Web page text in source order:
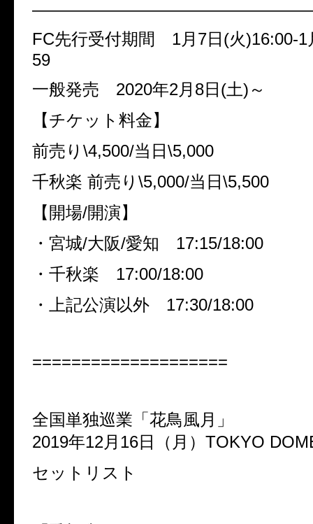
FC先行受付期間 1月 7日 (火)16:00-1
59
一般発売 2020年2月 8日 (土) ～
【チケット料金】
前売り \4,500/当日 \5,000
千秋楽 前売り \5,000/当日 \5,500
【開場/開演】
・宮城/大阪/愛知 17:15/18:00
・千秋楽 17:00/18:00
・上記公演以外 17:30/18:00
====================
全国単独巡業「花鳥風月」
2019年12月16日（月）TOKYO
セットリスト